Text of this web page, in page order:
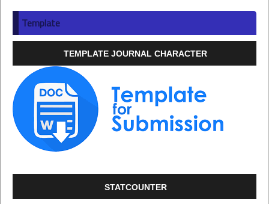
Template
TEMPLATE JOURNAL CHARACTER
STATCOUNTER